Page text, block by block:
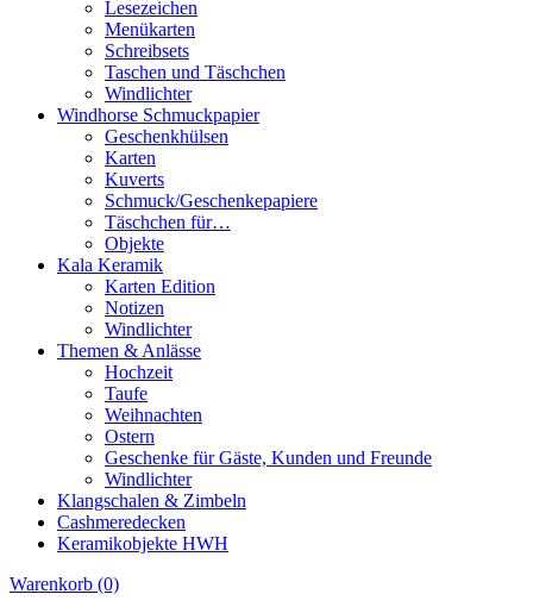
Lesezeichen
Menükarten
Schreibsets
Taschen und Täschchen
Windlichter
Windhorse Schmuckpapier
Geschenkhülsen
Karten
Kuverts
Schmuck/Geschenkepapiere
Täschchen für…
Objekte
Kala Keramik
Karten Edition
Notizen
Windlichter
Themen & Anlässe
Hochzeit
Taufe
Weihnachten
Ostern
Geschenke für Gäste, Kunden und Freunde
Windlichter
Klangschalen & Zimbeln
Cashmeredecken
Keramikobjekte HWH
Warenkorb (0)